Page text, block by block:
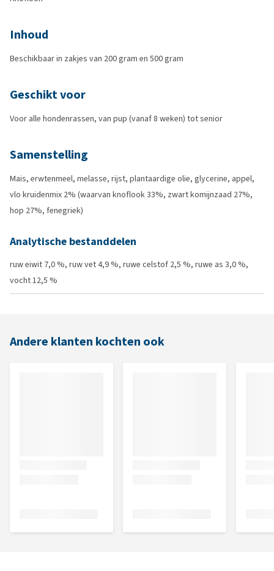
Inhoud
Beschikbaar in zakjes van 200 gram en 500 gram
Geschikt voor
Voor alle hondenrassen, van pup (vanaf 8 weken) tot senior
Samenstelling
Mais, erwtenmeel, melasse, rijst, plantaardige olie, glycerine, appel,
vlo kruidenmix 2% (waarvan knoflook 33%, zwart komijnzaad 27%,
hop 27%, fenegriek)
Analytische bestanddelen
ruw eiwit 7,0 %, ruw vet 4,9 %, ruwe celstof 2,5 %, ruwe as 3,0 %,
vocht 12,5 %
Andere klanten kochten ook